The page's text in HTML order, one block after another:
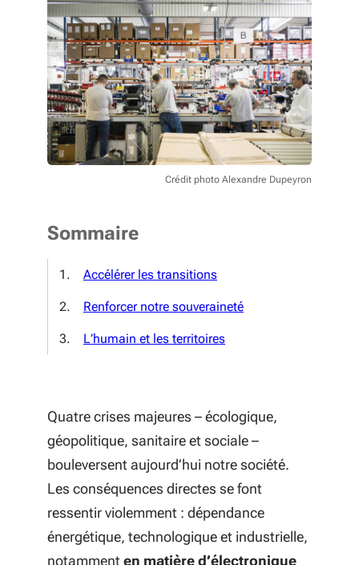
Crédit photo Alexandre Dupeyron
Sommaire
Accélérer les transitions
Renforcer notre souveraineté
L’humain et les territoires
Quatre crises majeures – écologique,
géopolitique, sanitaire et sociale –
bouleversent aujourd’hui notre société.
Les conséquences directes se font
ressentir violemment : dépendance
énergétique, technologique et industrielle,
notammenten matière d’électronique